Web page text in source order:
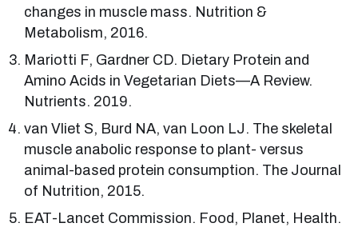
changes in muscle mass. Nutrition &
Metabolism, 2016.
Mariotti F, Gardner CD. Dietary Protein and
Amino Acids in Vegetarian Diets—A Review.
Nutrients. 2019.
van Vliet S, Burd NA, van Loon LJ. The skeletal
muscle anabolic response to plant- versus
animal-based protein consumption. The Journal
of Nutrition, 2015.
EAT-Lancet Commission. Food, Planet, Health.